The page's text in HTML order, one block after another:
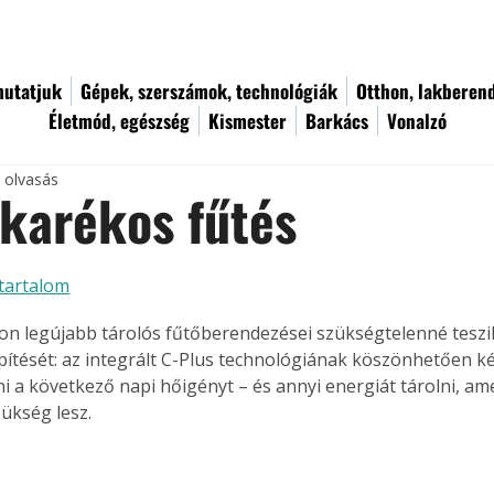
Gépek, szerszámok, technológiák
Otthon,
Életmód, egészség
Kismester Barkács Vonalzó
fűtés
legújabb tárolós fűtőberendezései szükségtelenné
az integrált C-Plus technológiának köszönhetően
a következő napi hőigényt – és annyi energiát tárolni,
lesz.